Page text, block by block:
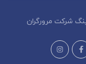
شرکت مرورگران